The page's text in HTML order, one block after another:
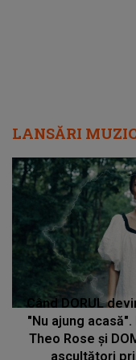
LANSĂRI
Când DORUL
"Nu ajung
Theo Rose și
ascultători